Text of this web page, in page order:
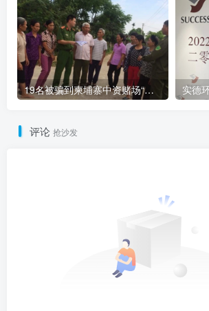
19名被骗到柬埔寨中资赌场“做菠菜”的越南人被解救
评论 抢沙发